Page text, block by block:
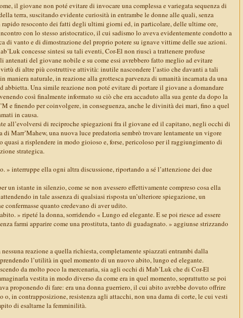
il giovane non poté evitare di invocare una complessa e variegata sequenza di
terra, suscitando evidente curiosità in entrambe le donne alle quali, senza
resoconto dei fatti degli ultimi giorni ed, in particolare, delle ultime ore,
con lo stesso aristocratico, il cui sadismo lo aveva evidentemente condotto a
di vanto e di dimostrazione del proprio potere su ignave vittime delle sue azioni.
concesse sintesi su tali eventi, Cor-El non riuscì a trattenere profuse
antenati del giovane nobile e su come essi avrebbero fatto meglio ad evitare
di altre più costruttive attività: inutile nascondere l’astio che davanti a tali
maniera naturale, in reazione alla grottesca parvenza di umanità incarnata da una
abbietta. Una simile reazione non poté evitare di portare il giovane a domandare
così finalmente informato su ciò che era accaduto alla sua gente da dopo la
e finendo per coinvolgere, in conseguenza, anche le divinità dei mari, fino a quel
in causa.
all’evolversi di reciproche spiegazioni fra il giovane ed il capitano, negli occhi di
Marr’Mahew, una nuova luce predatoria sembrò trovare lentamente un vigore
quasi a risplendere in modo gioioso e, forse, pericoloso per il raggiungimento di
strategica.
» interruppe ella ogni altra discussione, riportando a sé l’attenzione dei due
un istante in silenzio, come se non avessero effettivamente compreso cosa ella
in tale assenza di qualsiasi risposta un’ulteriore spiegazione, un
confermasse quanto credevano di aver udito.
» ripeté la donna, sorridendo « Lungo ed elegante. E se poi riesce ad essere
farmi apparire come una prostituta, tanto di guadagnato. » aggiunse strizzando
reazione a quella richiesta, completamente spiazzati entrambi dalla
l’utilità in quel momento di un nuovo abito, lungo ed elegante.
da molto poco la mercenaria, sia agli occhi di Mab’Luk che di Cor-El
vestita in modo diverso da come era in quel momento, soprattutto se poi
proponendo di fare: era una donna guerriero, il cui abito avrebbe dovuto offrire
o, in contrapposizione, resistenza agli attacchi, non una dama di corte, le cui vesti
di esaltarne la femminilità.